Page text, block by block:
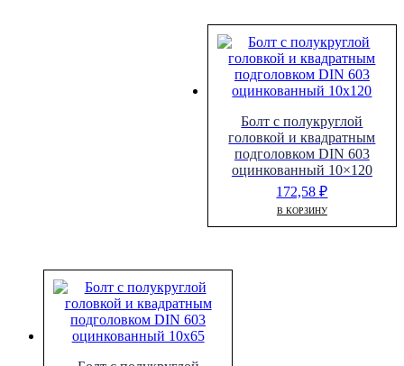
Болт с полукруглой
головкой и квадратным
подголовком DIN 603
оцинкованный 10×120
172,58₽
В КОРЗИНУ